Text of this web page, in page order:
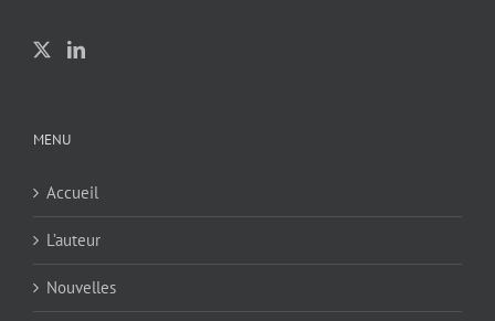
MENU
Accueil
L’auteur
Nouvelles